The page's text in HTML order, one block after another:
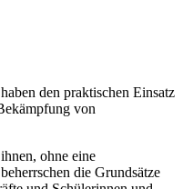
den praktischen Einsatz
von
ohne eine
die Grundsätze